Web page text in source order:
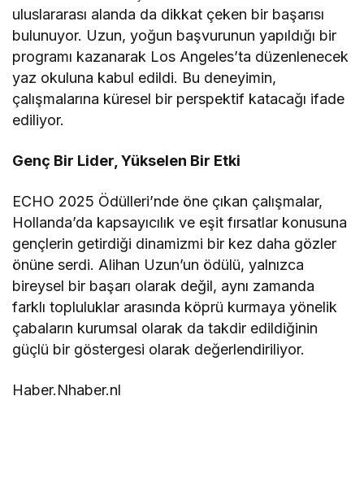
uluslararası alanda da dikkat çeken bir başarısı
bulunuyor. Uzun, yoğun başvurunun yapıldığı bir
programı kazanarak Los Angeles’ta düzenlenecek
yaz okuluna kabul edildi. Bu deneyimin,
çalışmalarına küresel bir perspektif katacağı ifade
ediliyor.
Genç Bir Lider, Yükselen Bir Etki
ECHO 2025 Ödülleri’nde öne çıkan çalışmalar,
Hollanda’da kapsayıcılık ve eşit fırsatlar konusuna
gençlerin getirdiği dinamizmi bir kez daha gözler
önüne serdi. Alihan Uzun’un ödülü, yalnızca
bireysel bir başarı olarak değil, aynı zamanda
farklı topluluklar arasında köprü kurmaya yönelik
çabaların kurumsal olarak da takdir edildiğinin
güçlü bir göstergesi olarak değerlendiriliyor.
Haber.Nhaber.nl